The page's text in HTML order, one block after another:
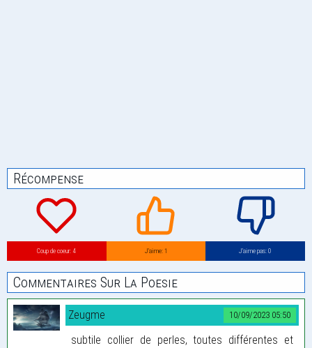
Récompense
Coup de coeur: 4 J’aime: 1 J’aime pas: 0
Commentaires Sur La Poesie
10/09/2023 05:50
Zeugme
subtile collier de perles, toutes différentes et